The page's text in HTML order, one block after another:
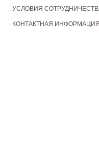
УСЛОВИЯ
КОНТАКТНАЯ